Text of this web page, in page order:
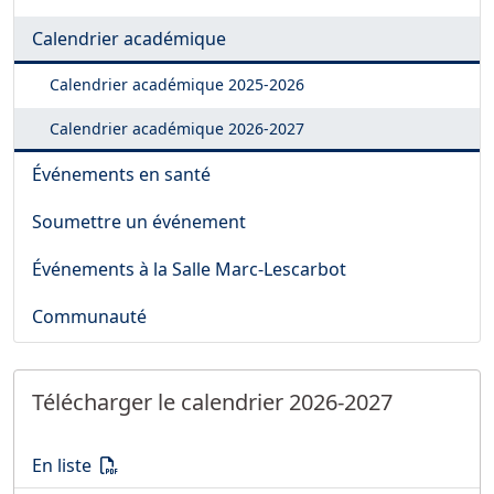
Calendrier académique
Calendrier académique 2025-2026
Calendrier académique 2026-2027
Événements en santé
Soumettre un événement
Événements à la Salle Marc-Lescarbot
Communauté
Télécharger le calendrier 2026-2027
Télécharger le calendrier 2026-2027
En liste (PDF)